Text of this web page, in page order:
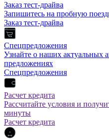
Заказ тест-драйва
Запишитесь на пробную
Заказ тест-драйва
Спецпредложения
Узнайте о наших актуальных
предложениях
Спецпредложения
Расчет кредита
Рассчитайте условия и
минуты
Расчет кредита